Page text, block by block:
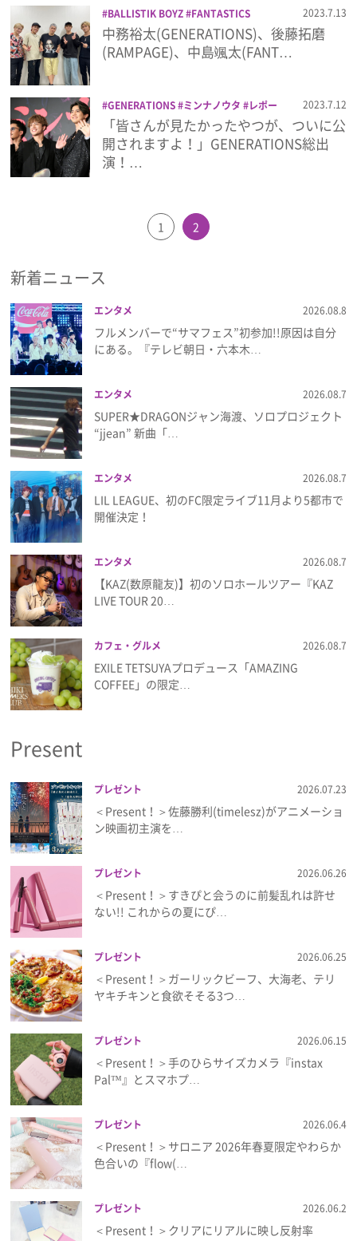
BALLISTIK BOYZ
FANTASTICS
FM802 GENERATIONS LDH
PSYCHIC FEVER
THE RAMPAGE ラジ
オ
中務裕太 中島颯太 中西椋雅
後藤
2023.7.13
中務裕太(GENERATIONS)、後藤拓磨
(RAMPAGE)、中島颯太(FANT…
GENERATIONS ミンナノウタ
レポー
ト 中務裕太 佐野玲於 小森隼 数原龍
友 映画 片寄涼太 白濱亜嵐 関口メン
ディー
2023.7.12
「皆さんが見たかったやつが、ついに公
開されますよ！」GENERATIONS総出
演！…
1 2
新着ニュース
エンタメ 2026.08.8
フルメンバーで“サマフェス”初参加!!原因は自分
にある。『テレビ朝日・六本木…
エンタメ 2026.08.7
SUPER★DRAGONジャン海渡、ソロプロジェクト
“jjean” 新曲「…
エンタメ 2026.08.7
LIL LEAGUE、初のFC限定ライブ11月より5都市で
開催決定！
エンタメ 2026.08.7
【KAZ(数原龍友)】初のソロホールツアー『KAZ
LIVE TOUR 20…
カフェ・グルメ 2026.08.7
EXILE TETSUYAプロデュース「AMAZING
COFFEE」の限定…
Present
プレゼント 2026.07.23
＜Present！＞佐藤勝利(timelesz)がアニメーショ
ン映画初主演を…
プレゼント 2026.06.26
＜Present！＞すきぴと会うのに前髪乱れは許せ
ない!! これからの夏にぴ…
プレゼント 2026.06.25
＜Present！＞ガーリックビーフ、大海老、テリ
ヤキチキンと食欲そそる3つ…
プレゼント 2026.06.15
＜Present！＞手のひらサイズカメラ『instax
Pal™』とスマホプ…
プレゼント 2026.06.4
＜Present！＞サロニア 2026年春夏限定やわらか
色合いの『flow(…
プレゼント 2026.06.2
＜Present！＞クリアにリアルに映し反射率